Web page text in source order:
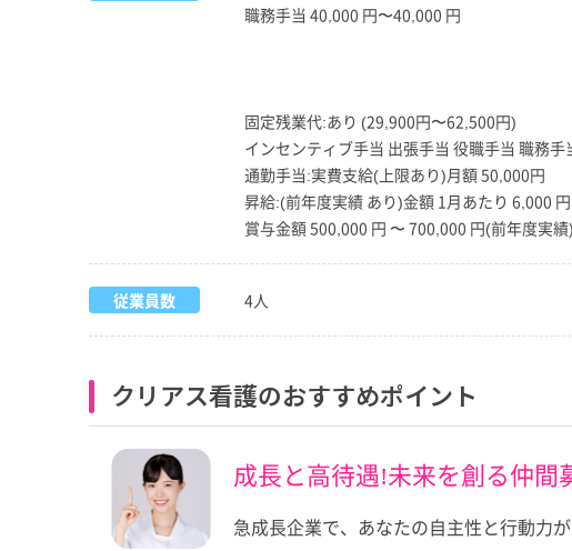
職務手当 40,000 円〜40,000 円
固定残業代:あり (29,900円〜62,500円)
インセンティブ手当 出張手当 役職手当 職務手
通勤手当:実費支給(上限あり)月額 50,000円
昇給:(前年度実績 あり)金額 1月あたり 6,000
賞与金額 500,000 円 〜 700,000 円(前年度実績)
従業員数 4人
クリアス看護のおすすめポイント
成長と高待遇!未来を創る仲間
急成長企業で、あなたの自主性と行動力